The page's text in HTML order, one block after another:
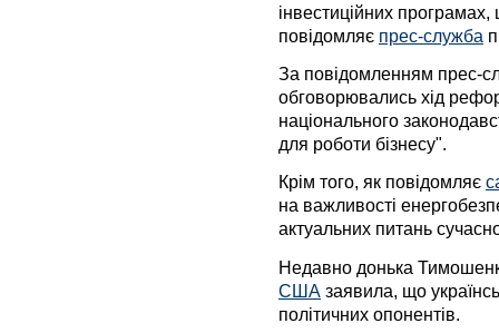
інвестиційних програмах,
повідомляє прес-служба
За повідомленням прес-
обговорювались хід
національного
для роботи бізнесу".
Крім того, як повідомляє
на важливості
актуальних питань
Недавно донька
США заявила, що
політичних опонентів.